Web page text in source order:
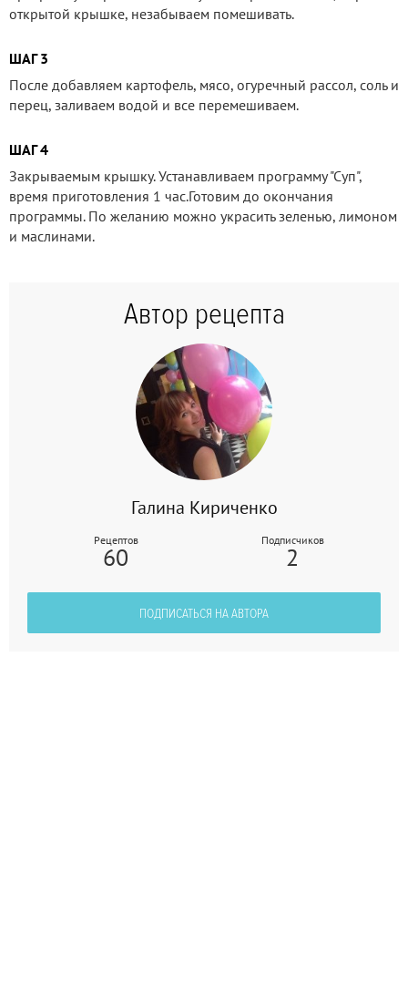
открытой крышке, незабываем помешивать.
ШАГ 3
После добавляем картофель, мясо, огуречный рассол, соль и
перец, заливаем водой и все перемешиваем.
ШАГ 4
Закрываемым крышку. Устанавливаем программу "Суп",
время приготовления 1 час.Готовим до окончания
программы. По желанию можно украсить зеленью, лимоном
и маслинами.
Автор рецепта
Галина Кириченко
Рецептов
60
Подписчиков
2
ПОДПИСАТЬСЯ НА АВТОРА